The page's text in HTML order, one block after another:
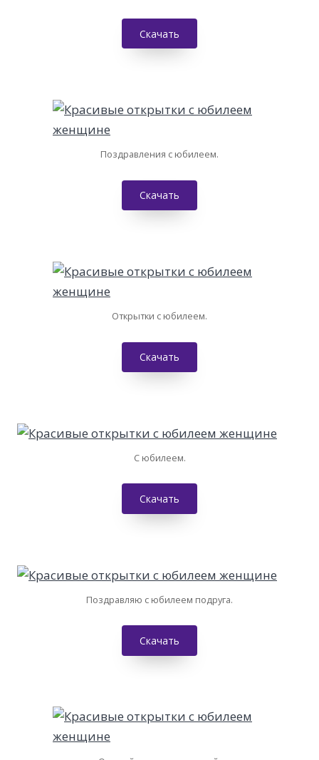
Скачать
Поздравления с юбилеем.
Скачать
Открытки с юбилеем.
Скачать
С юбилеем.
Скачать
Поздравляю с юбилеем подруга.
Скачать